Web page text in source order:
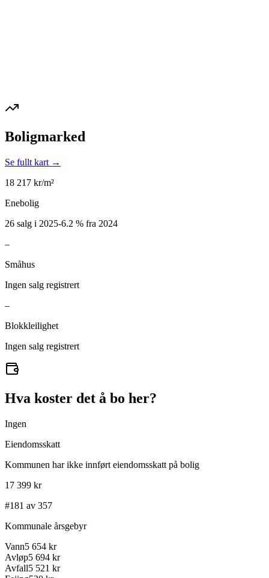
Boligmarked
Se fullt kart →
18 217 kr/m²
Enebolig
26 salg i 2025-6.2 % fra 2024
–
Småhus
Ingen salg registrert
–
Blokkleilighet
Ingen salg registrert
Hva koster det å bo her?
Ingen
Eiendomsskatt
Kommunen har ikke innført eiendomsskatt på bolig
17 399 kr
#181 av 357
Kommunale årsgebyr
Vann5 654 kr
Avløp5 694 kr
Avfall5 521 kr